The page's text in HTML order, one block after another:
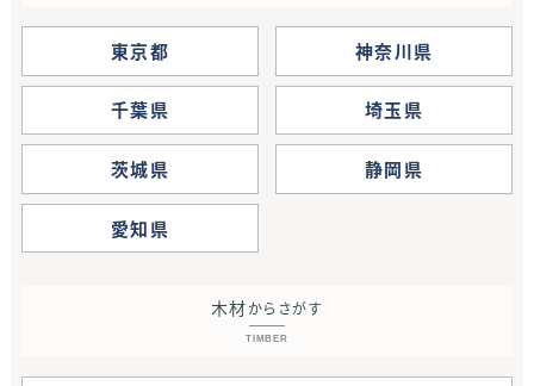
東京都 神奈川県
千葉県 埼玉県
茨城県 静岡県
愛知県
木材からさがす
TIMBER